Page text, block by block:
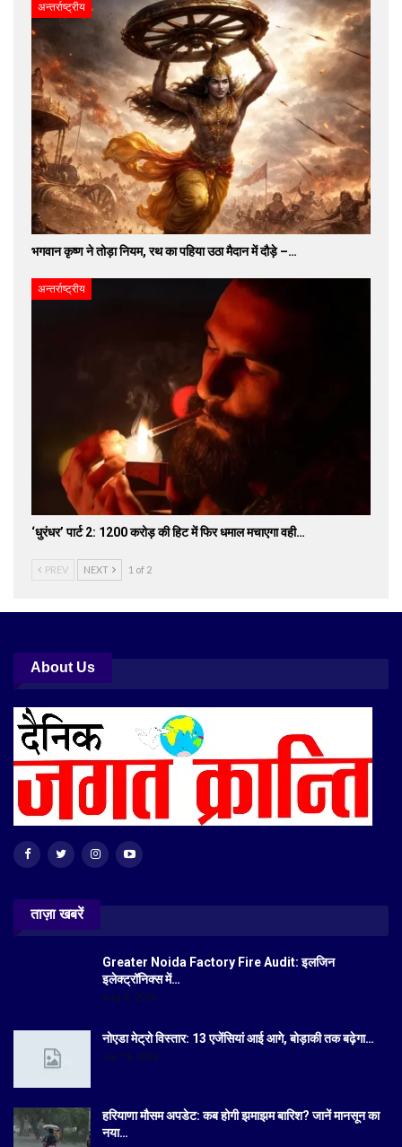
अन्तर्राष्ट्रीय
भगवान कृष्ण ने तोड़ा नियम, रथ का पहिया उठा मैदान में दौड़े –…
अन्तर्राष्ट्रीय
‘धुरंधर’ पार्ट 2: 1200 करोड़ की हिट में फिर धमाल मचाएगा वही…
PREV NEXT 1 of 2
About Us
ताज़ा खबरें
Greater Noida Factory Fire Audit: इलजिन
इलेक्ट्रॉनिक्स में…
Aug 6, 2026
नोएडा मेट्रो विस्तार: 13 एजेंसियां आई आगे, बोड़ाकी तक बढ़ेगा…
Jul 19, 2026
हरियाणा मौसम अपडेट: कब होगी झमाझम बारिश? जानें मानसून का
नया…